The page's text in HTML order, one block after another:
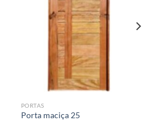
PORTAS
Porta maciça 25